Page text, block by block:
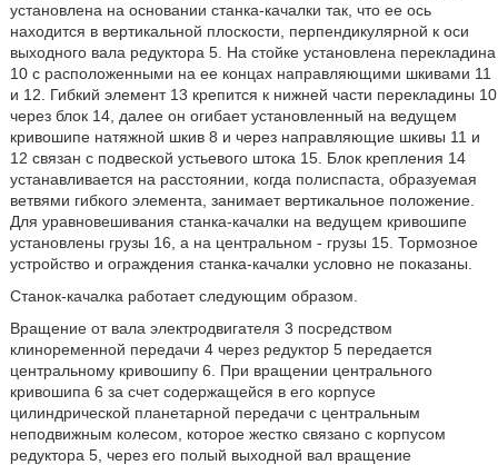
установлена на основании станка-качалки так, что ее ось
находится в вертикальной плоскости, перпендикулярной к оси
выходного вала редуктора 5. На стойке установлена перекладина
10 с расположенными на ее концах направляющими шкивами 11
и 12. Гибкий элемент 13 крепится к нижней части перекладины 10
через блок 14, далее он огибает установленный на ведущем
кривошипе натяжной шкив 8 и через направляющие шкивы 11 и
12 связан с подвеской устьевого штока 15. Блок крепления 14
устанавливается на расстоянии, когда полиспаста, образуемая
ветвями гибкого элемента, занимает вертикальное положение.
Для уравновешивания станка-качалки на ведущем кривошипе
установлены грузы 16, а на центральном - грузы 15. Тормозное
устройство и ограждения станка-качалки условно не показаны.
Станок-качалка работает следующим образом.
Вращение от вала электродвигателя 3 посредством
клиноременной передачи 4 через редуктор 5 передается
центральному кривошипу 6. При вращении центрального
кривошипа 6 за счет содержащейся в его корпусе
цилиндрической планетарной передачи с центральным
неподвижным колесом, которое жестко связано с корпусом
редуктора 5, через его полый выходной вал вращение